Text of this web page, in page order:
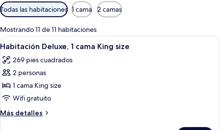
Filtros
disponibles
para
las
habitaciones
Todas las habitaciones 1 cama 2 camas
Mostrando 11 de 11 habitaciones
Abrir
todas
las
fotos
de
Habitación
Deluxe,
1
Habitación de hotel con una cama
6
Habitación Deluxe, 1 cama King size
269 pies cuadrados
2 personas
1 cama King size
Wifi gratuito
Más detalles
Más